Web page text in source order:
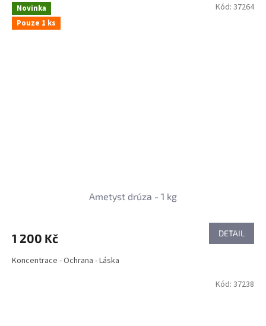
Novinka
Pouze 1 ks
Ametyst drúza - 1 kg
1 200 Kč DETAIL
Koncentrace - Ochrana - Láska
Kód: 37264
Kód: 37238